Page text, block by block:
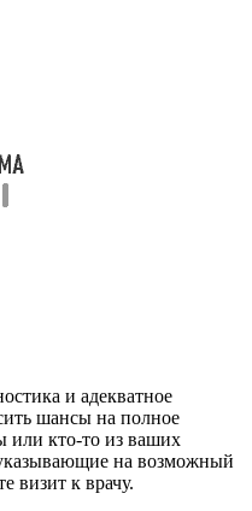
и адекватное
шансы на полное
или кто-то из ваших
на возможный
визит к врачу.